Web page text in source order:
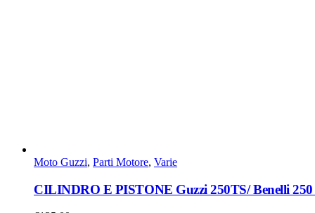
Moto Guzzi, Parti Motore, Varie
CILINDRO E PISTONE Guzzi 250TS/ Benelli